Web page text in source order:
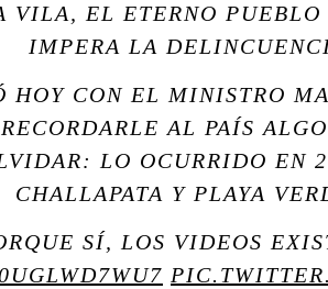
VILA, EL ETERNO
IMPERA LA
HOY CON EL MINISTRO
AL PAÍS
LO OCURRIDO EN
CHALLAPATA Y PLAYA
SÍ, LOS VIDEOS